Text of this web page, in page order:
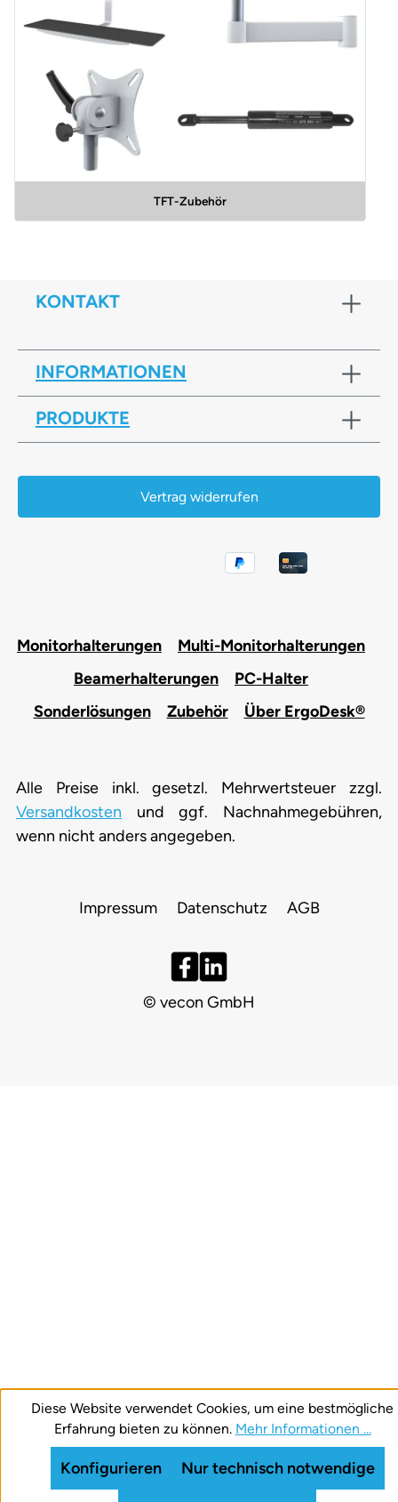
TFT-Zubehör
KONTAKT
INFORMATIONEN
PRODUKTE
Vertrag widerrufen
Monitorhalterungen
Multi-Monitorhalterungen
Beamerhalterungen
PC-Halter
Sonderlösungen
Zubehör Über ErgoDesk®
Alle Preise inkl. gesetzl. Mehrwertsteuer zzgl.
Versandkosten und ggf. Nachnahmegebühren,
wenn nicht anders angegeben.
Impressum Datenschutz AGB
© vecon GmbH
Diese Website verwendet Cookies, um eine bestmögliche
Erfahrung bieten zu können. Mehr Informationen ...
Nur technisch notwendige
Konfigurieren